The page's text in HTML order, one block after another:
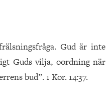
Gud är inte
Guds vilja, oordning när
bud”. 1 Kor. 14:37.